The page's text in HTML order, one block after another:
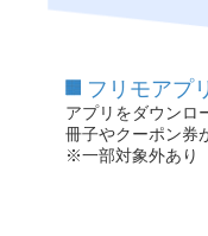
フリモアプ
アプリをダウンロ
冊子やクーポン券
※一部対象外あり